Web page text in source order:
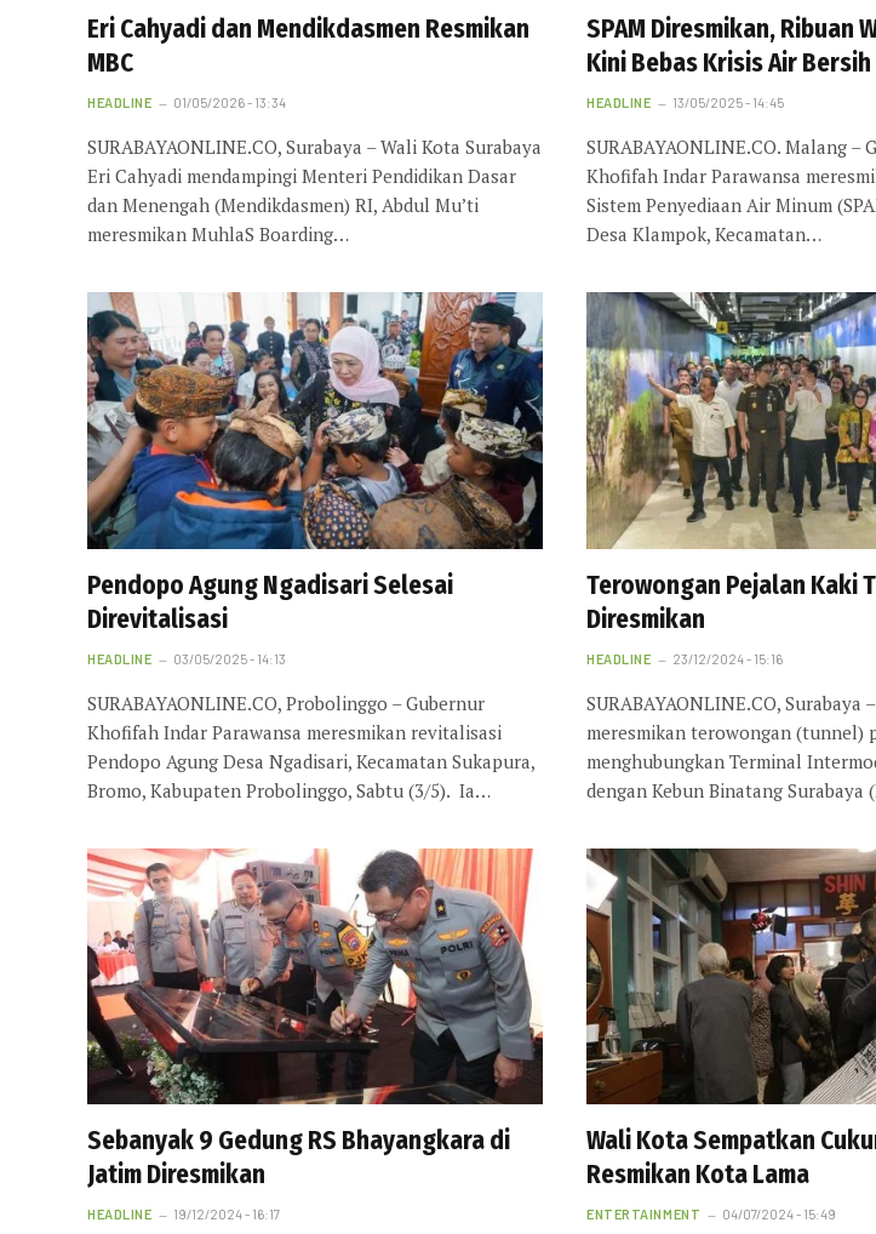
Eri Cahyadi dan Mendikdasmen Resmikan
MBC
HEADLINE 01/05/2026 - 13:34
SURABAYAONLINE.CO, Surabaya – Wali Kota Surabaya
Eri Cahyadi mendampingi Menteri Pendidikan Dasar
dan Menengah (Mendikdasmen) RI, Abdul Mu’ti
meresmikan MuhlaS Boarding…
SPAM Diresmikan, Ribuan
Kini Bebas Krisis Air Bersih
HEADLINE 13/05/2025 - 14:45
SURABAYAONLINE.CO. Malang –
Khofifah Indar Parawansa
Sistem Penyediaan Air Minum
Desa Klampok, Kecamatan…
Pendopo Agung Ngadisari Selesai
Direvitalisasi
HEADLINE 03/05/2025 - 14:13
SURABAYAONLINE.CO, Probolinggo – Gubernur
Khofifah Indar Parawansa meresmikan revitalisasi
Pendopo Agung Desa Ngadisari, Kecamatan Sukapura,
Bromo, Kabupaten Probolinggo, Sabtu (3/5). Ia…
Terowongan Pejalan Kaki
Diresmikan
HEADLINE 23/12/2024 - 15:16
SURABAYAONLINE.CO, Surabaya
meresmikan terowongan (tunnel)
menghubungkan Terminal
dengan Kebun Binatang Surabaya
Sebanyak 9 Gedung RS Bhayangkara di
Jatim Diresmikan
HEADLINE 19/12/2024 - 16:17
Wali Kota Sempatkan
Resmikan Kota Lama
ENTERTAINMENT 04/07/2024 - 15:49